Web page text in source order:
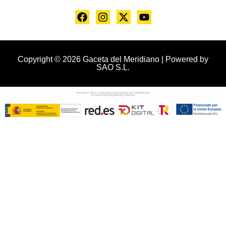
Copyright © 2026 Gaceta del Meridiano | Powered by
SAO S.L.